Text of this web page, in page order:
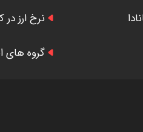
نرخ ارز در
گروه های